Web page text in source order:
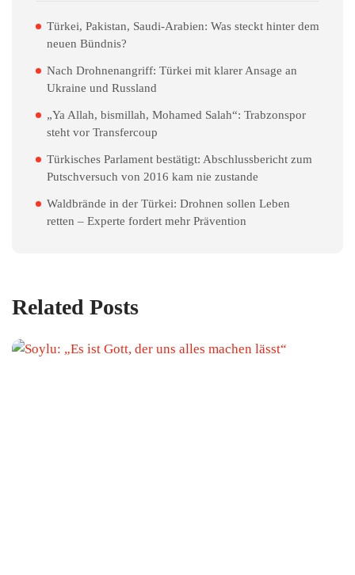
Türkei, Pakistan, Saudi-Arabien: Was steckt hinter dem
neuen Bündnis?
Nach Drohnenangriff: Türkei mit klarer Ansage an
Ukraine und Russland
„Ya Allah, bismillah, Mohamed Salah“: Trabzonspor
steht vor Transfercoup
Türkisches Parlament bestätigt: Abschlussbericht zum
Putschversuch von 2016 kam nie zustande
Waldbrände in der Türkei: Drohnen sollen Leben
retten – Experte fordert mehr Prävention
Related Posts